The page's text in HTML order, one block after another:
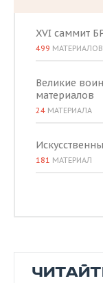
XVI саммит
499 МАТЕРИАЛОВ
Великие
материалов
24 МАТЕРИАЛА
181 МАТЕРИАЛ